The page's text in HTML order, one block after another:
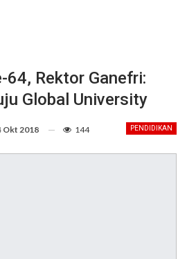
64, Rektor Ganefri:
Global University
PENDIDIKAN
Okt 2018 144